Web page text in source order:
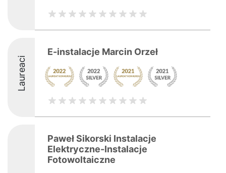
Laureaci
E-instalacje Marcin Orzeł
Paweł Sikorski Instalacje
Elektryczne-Instalacje
Fotowoltaiczne